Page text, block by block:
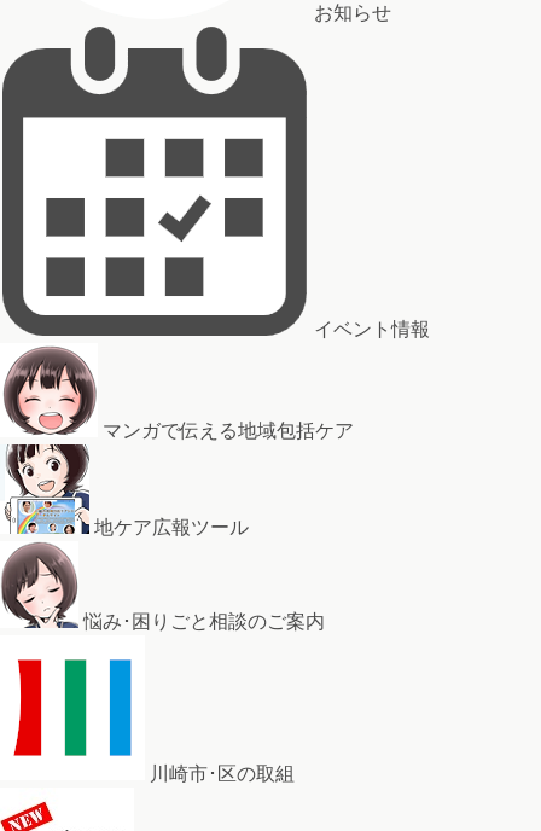
お知らせ
イベント情報
マンガで伝える地域包括ケア
地ケア広報ツール
悩み･困りごと相談のご案内
川崎市･区の取組